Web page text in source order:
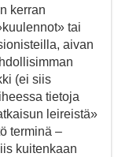
kerran
tai
aivan
(ei siis
tietoja
leireistä»
terminä –
kuitenkaan